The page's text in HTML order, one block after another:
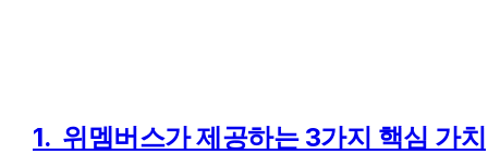
1.  위멤버스가 제공하는 3가지 핵심 가치